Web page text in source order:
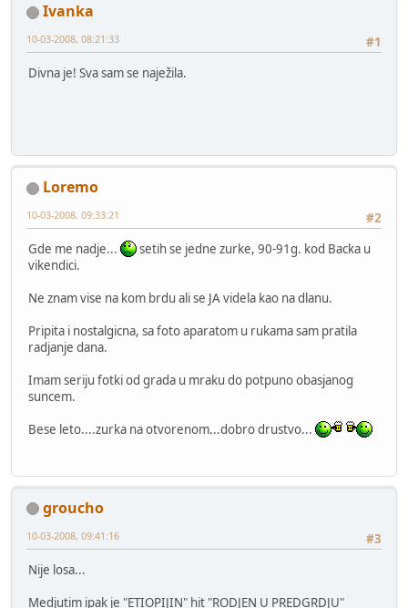
Ivanka
#1
10-03-2008, 08:21:33
Divna je! Sva sam se naježila.
Loremo
#2
10-03-2008, 09:33:21
Gde me nadje...
setih se jedne zurke, 90-91g. kod Backa u
vikendici.
Ne znam vise na kom brdu ali se JA videla kao na dlanu.
Pripita i nostalgicna, sa foto aparatom u rukama sam pratila
radjanje dana.
Imam seriju fotki od grada u mraku do potpuno obasjanog
suncem.
Bese leto....zurka na otvorenom...dobro drustvo...
groucho
#3
10-03-2008, 09:41:16
Nije losa...
Medjutim ipak je "ETIOPIJIN" hit "RODJEN U PREDGRDJU"